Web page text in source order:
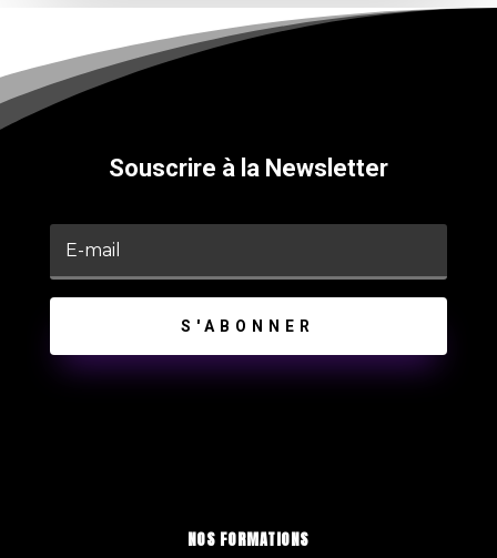
Souscrire à la Newsletter
S'ABONNER
NOS FORMATIONS